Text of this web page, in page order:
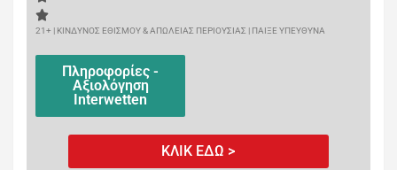
21+ | ΚΙΝΔΥΝΟΣ ΕΘΙΣΜΟΥ & ΑΠΩΛΕΙΑΣ ΠΕΡΙΟΥΣΙΑΣ | ΠΑΙΞΕ ΥΠΕΥΘΥΝΑ
Πληροφορίες -
Αξιολόγηση
Interwetten
ΚΛΙΚ ΕΔΩ >